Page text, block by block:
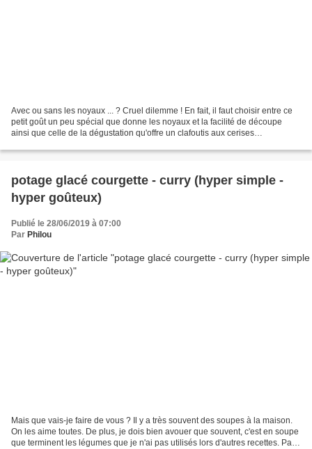
Avec ou sans les noyaux ... ? Cruel dilemme ! En fait, il faut choisir entre ce
petit goût un peu spécial que donne les noyaux et la facilité de découpe
ainsi que celle de la dégustation qu'offre un clafoutis aux cerises
potage glacé courgette - curry (hyper simple -
hyper goûteux)
Publié le 28/06/2019 à 07:00
Par Philou
Mais que vais-je faire de vous ? Il y a très souvent des soupes à la maison.
On les aime toutes. De plus, je dois bien avouer que souvent, c'est en soupe
que terminent les légumes que je n'ai pas utilisés lors d'autres recettes. Par